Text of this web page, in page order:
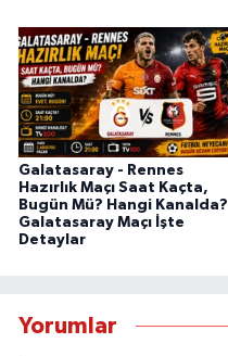
Galatasaray - Rennes
Hazırlık Maçı Saat Kaçta,
Bugün Mü? Hangi Kanalda?
Galatasaray Maçı İşte
Detaylar
Yorumlar